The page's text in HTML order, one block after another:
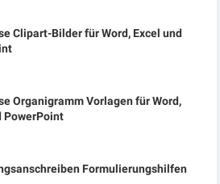
Clipart-Bilder für Word, Excel und
Organigramm Vorlagen für Word,
PowerPoint
Formulierungshilfen